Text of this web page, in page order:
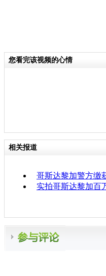
您看完该视频的心情
相关报道
哥斯达黎加警方缴
实拍哥斯达黎加百